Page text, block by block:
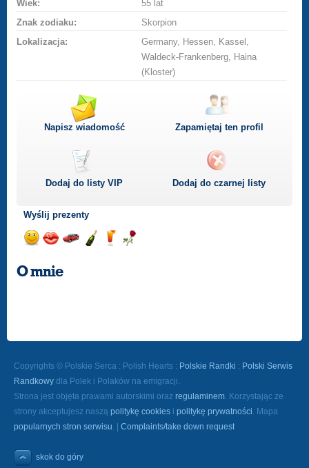
Wiek:
55 lat
Znak zodiaku:
Skorpion
Lokalizacja:
Germany, Hessen, Kassel,
Waldeck-Frankenberg, Haina
(Kloster)
Napisz wiadomość Zapamiętaj ten profil
Dodaj do listyVIP Dodaj do czarnej listy
Wyślij prezenty
uśmiechbuziaka
O mnie
Copyrights © Polskie Serca : Polish Hearts : Polskie Randki : Polski Serwis
Randkowy dla Polek i Polaków na emigracji.
Strona jest objęta prawami autorskimi oraz regulaminem. Korzystając ze
strony akceptujesz naszą politykę cookies i politykę prywatności. Mapa
popularnych stron serwisu. | Complaints/take down request
skok do góry